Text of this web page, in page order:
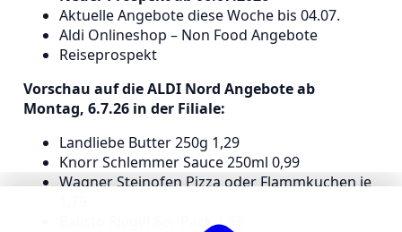
Aktuelle Angebote diese Woche bis 04.07.
Aldi Onlineshop – Non Food Angebote
Reiseprospekt
Vorschau auf die ALDI Nord Angebote ab
Montag, 6.7.26 in der Filiale:
Landliebe Butter 250g 1,29
Knorr Schlemmer Sauce 250ml 0,99
Wagner Steinofen Pizza oder Flammkuchen je
Balisto Riegel 8er-Pack 1,99